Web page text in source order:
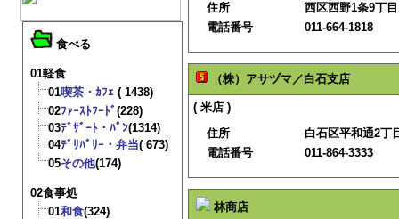
食べる
01軽食
01喫茶・ｶﾌｪ ( 1438)
02ﾌｧｰｽﾄﾌｰﾄﾞ(228)
03ﾃﾞｻﾞｰﾄ・ﾊﾟﾝ(1314)
04ﾃﾞﾘﾊﾞﾘｰ・弁当( 673)
05その他(174)
02食事処
01和食(324)
住所
西区西野1条9丁
電話番号
011-664-1818
（株）アサヅマ／白石支店
( 米店 )
住所
白石区平和通2丁
電話番号
011-864-3333
林商店